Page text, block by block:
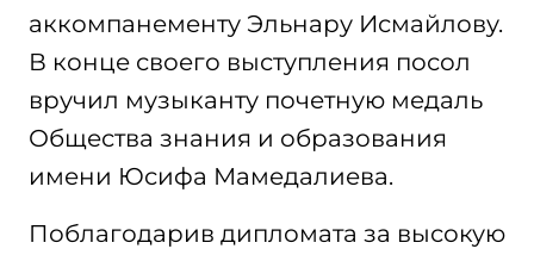
аккомпанементу Эльнару Исмайлову.
В конце своего выступления посол
вручил музыканту почетную медаль
Общества знания и образования
имени Юсифа Мамедалиева.
Поблагодарив дипломата за высокую